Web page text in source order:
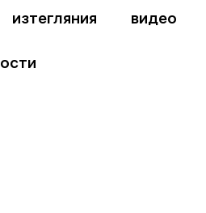
изтегляния видео